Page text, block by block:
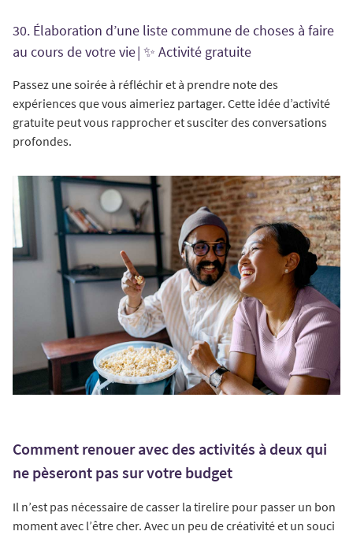
30. Élaboration d’une liste commune de choses à faire
au cours de votre vie | ✨ Activité gratuite
Passez une soirée à réfléchir et à prendre note des
expériences que vous aimeriez partager. Cette idée d’activité
gratuite peut vous rapprocher et susciter des conversations
profondes.
Comment renouer avec des activités à deux qui
ne pèseront pas sur votre budget
Il n’est pas nécessaire de casser la tirelire pour passer un bon
moment avec l’être cher. Avec un peu de créativité et un souci